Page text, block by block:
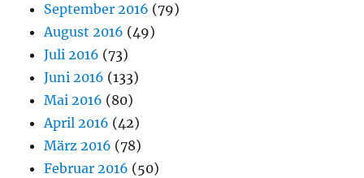
September 2016 (79)
August 2016 (49)
Juli 2016 (73)
Juni 2016 (133)
Mai 2016 (80)
April 2016 (42)
März 2016 (78)
Februar 2016 (50)